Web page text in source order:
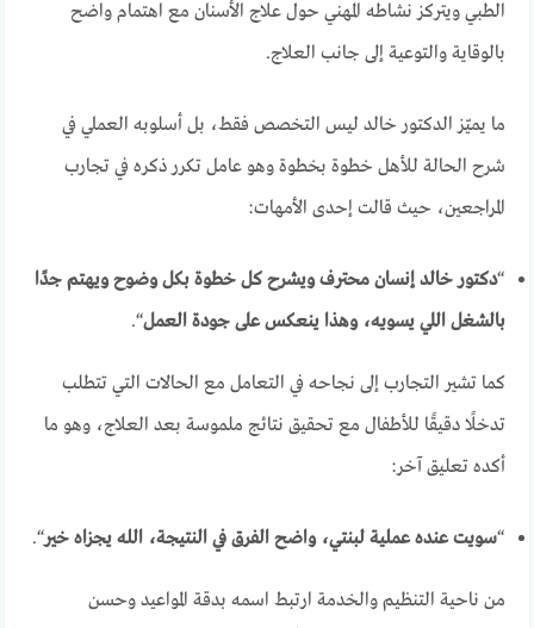
الطبي ويتركز نشاطه المهني حول علاج الأسنان مع اهتمام واضح
بالوقاية والتوعية إلى جانب العلاج.
ما يميّز الدكتور خالد ليس التخصص فقط، بل أسلوبه العملي في
شرح الحالة للأهل خطوة بخطوة وهو عامل تكرر ذكره في تجارب
المراجعين، حيث قالت إحدى الأمهات:
“دكتور خالد إنسان محترف ويشرح كل خطوة بكل وضوح ويهتم جدًا
بالشغل اللي يسويه، وهذا ينعكس على جودة العمل“.
كما تشير التجارب إلى نجاحه في التعامل مع الحالات التي تتطلب
تدخلًا دقيقًا للأطفال مع تحقيق نتائج ملموسة بعد العلاج، وهو ما
أكده تعليق آخر:
“سويت عنده عملية لبنتي، واضح الفرق في النتيجة، الله يجزاه خير“.
من ناحية التنظيم والخدمة ارتبط اسمه بدقة المواعيد وحسن